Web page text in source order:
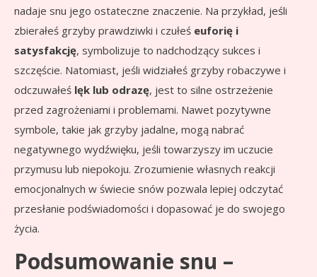
nadaje snu jego ostateczne znaczenie. Na przykład, jeśli
zbierałeś grzyby prawdziwki i czułeś euforię i
satysfakcję, symbolizuje to nadchodzący sukces i
szczęście. Natomiast, jeśli widziałeś grzyby robaczywe i
odczuwałeś lęk lub odrazę, jest to silne ostrzeżenie
przed zagrożeniami i problemami. Nawet pozytywne
symbole, takie jak grzyby jadalne, mogą nabrać
negatywnego wydźwięku, jeśli towarzyszy im uczucie
przymusu lub niepokoju. Zrozumienie własnych reakcji
emocjonalnych w świecie snów pozwala lepiej odczytać
przesłanie podświadomości i dopasować je do swojego
życia.
Podsumowanie snu –